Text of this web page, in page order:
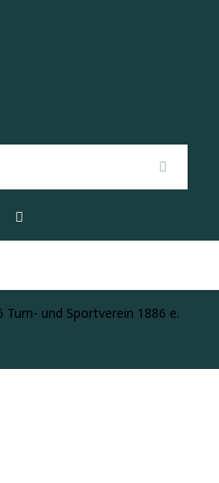
abonn
und Sportverein 1886 e.